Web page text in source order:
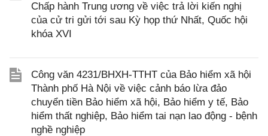
Chấp hành Trung ương về việc trả lời kiến nghị
của cử tri gửi tới sau Kỳ họp thứ Nhất, Quốc hội
khóa XVI
Công văn 4231/BHXH-TTHT của Bảo hiểm xã hội
Thành phố Hà Nội về việc cảnh báo lừa đảo
chuyển tiền Bảo hiểm xã hội, Bảo hiểm y tế, Bảo
hiểm thất nghiệp, Bảo hiểm tai nạn lao động - bệnh
nghề nghiệp